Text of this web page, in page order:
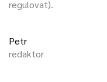
regulovat).
Petr
redaktor